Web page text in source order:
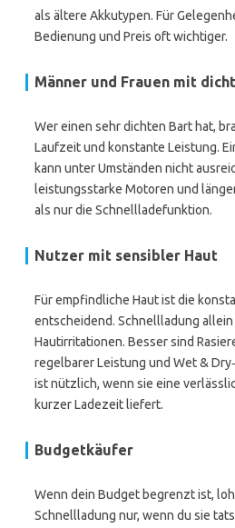
als ältere Akkutypen. Für
Bedienung und Preis oft wichtiger.
Männer und Frauen mit
Wer einen sehr dichten Bart hat,
Laufzeit und konstante Leistung.
kann unter Umständen nicht
leistungsstarke Motoren und
als nur die Schnellladefunktion.
Nutzer mit sensibler Haut
Für empfindliche Haut ist die
entscheidend. Schnellladung
Hautirritationen. Besser sind
regelbarer Leistung und Wet &
ist nützlich, wenn sie eine
kurzer Ladezeit liefert.
Budgetkäufer
Wenn dein Budget begrenzt ist,
Schnellladung nur, wenn du sie